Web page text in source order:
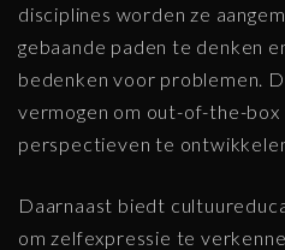
disciplines worden ze
gebaande paden te denken
bedenken voor problemen.
vermogen om out-of-the-box
perspectieven te
Daarnaast biedt
om zelfexpressie te